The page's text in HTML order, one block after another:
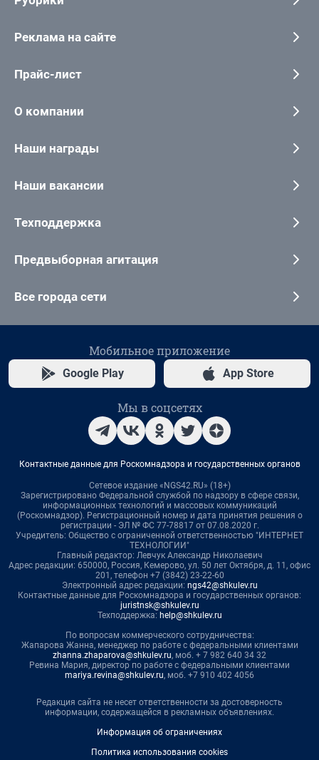
Реклама на сайте
Прайс-лист
О компании
Наши награды
Наши вакансии
Техподдержка
Предвыборная агитация
Все города сети
Мобильное приложение
Google Play App Store
Мы в соцсетях
Контактные данные для Роскомнадзора и государственных органов
Сетевое издание «NGS42.RU» (18+)
Зарегистрировано Федеральной службой по надзору в сфере связи,
информационных технологий и массовых коммуникаций
(Роскомнадзор). Регистрационный номер и дата принятия решения о
регистрации - ЭЛ № ФС 77-78817 от 07.08.2020 г.
Учредитель: Общество с ограниченной ответственностью "ИНТЕРНЕТ
ТЕХНОЛОГИИ"
Главный редактор: Левчук Александр Николаевич
Адрес редакции: 650000, Россия, Кемерово, ул. 50 лет Октября, д. 11, офис
201, телефон +7 (3842) 23-22-60
Электронный адрес редакции: ngs42@shkulev.ru
Контактные данные для Роскомнадзора и государственных органов:
juristnsk@shkulev.ru
Техподдержка: help@shkulev.ru
По вопросам коммерческого сотрудничества:
Жапарова Жанна, менеджер по работе с федеральными клиентами
zhanna.zhaparova@shkulev.ru, моб. + 7 982 640 34 32
Ревина Мария, директор по работе с федеральными клиентами
mariya.revina@shkulev.ru, моб. +7 910 402 4056
Редакция сайта не несет ответственности за достоверность
информации, содержащейся в рекламных объявлениях.
Информация об ограничениях
Политика использования cookies